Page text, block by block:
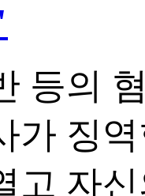
등의
가 징
고 자